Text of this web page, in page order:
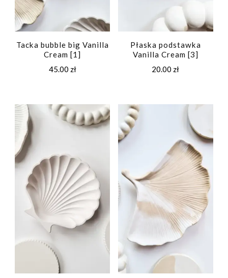
Tacka bubble big Vanilla
Cream [1]
45.00 zł
Płaska podstawka
Vanilla Cream [3]
20.00 zł